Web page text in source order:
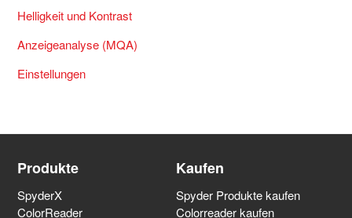
Helligkeit und Kontrast
Anzeigeanalyse (MQA)
Einstellungen
Produkte
SpyderX
ColorReader
Kaufen
Spyder Produkte kaufen
Colorreader kaufen